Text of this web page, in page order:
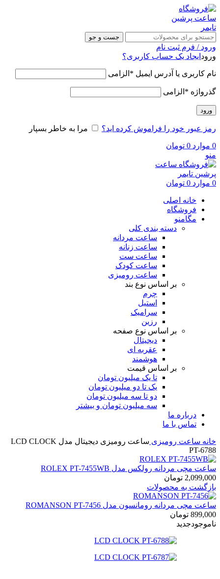
جست و جو
ورود / فرم ثبت نام
ورود ایجاد یک حساب کاربری؟
نام کاربری یا آدرس ایمیل * الزامی
گذرواژه * الزامی
ورود
رمز عبور خود را فراموش کرده اید؟ مرا به خاطر بسپار
0 موارد 0 تومان
منو
0 موارد 0 تومان
خانه اصلی
فروشگاه
مگامنو
دسته بندی کلی
ساعت مردانه
ساعت زنانه
ساعت ست
ساعت کودک
ساعت رومیزی
بر اساس نوع بند
چرم
استیل
سرامیک
رزین
بر اساس نوع صفحه
دیجیتال
عقربه ای
هوشمند
بر اساس قیمت
تا یک میلیون تومان
یک تا دو میلیون تومان
دو تا سه میلیون تومان
سه میلیون تومان و بیشتر
درباره ما
تماس با ما
خانه ساعت رومیزی
ساعت رومیزی دیجیتال مدل LCD CLOCK
PT-6788
ساعت مچی مردانه رولکس مدل ROLEX PT-7455WB
2,099,000 تومان
بازگشت به محصولات
ساعت مچی مردانه رومانسون مدل ROMANSON PT-7456
899,000 تومان
ناموجودجدید